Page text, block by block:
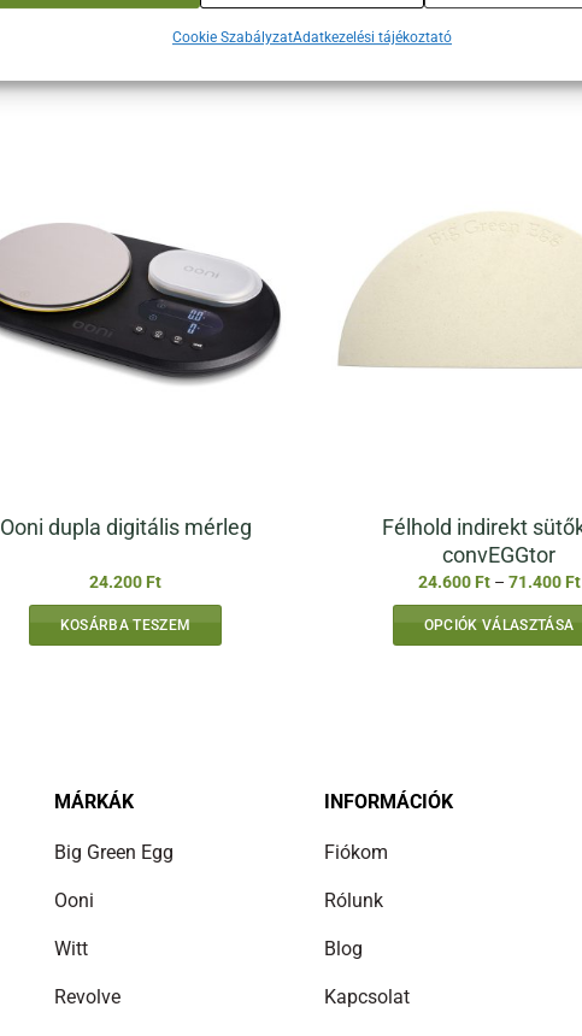
Cookie SzabályzatAdatkezelési tájékoztató
Ooni dupla digitális mérleg
24.200 Ft
KOSÁRBA TESZEM
Félhold indirekt
convEGGtor
24.600 Ft – 71.400 Ft
OPCIÓK VÁLASZTÁSA
MÁRKÁK
Big Green Egg
Ooni
Witt
Revolve
INFORMÁCIÓK
Fiókom
Rólunk
Blog
Kapcsolat